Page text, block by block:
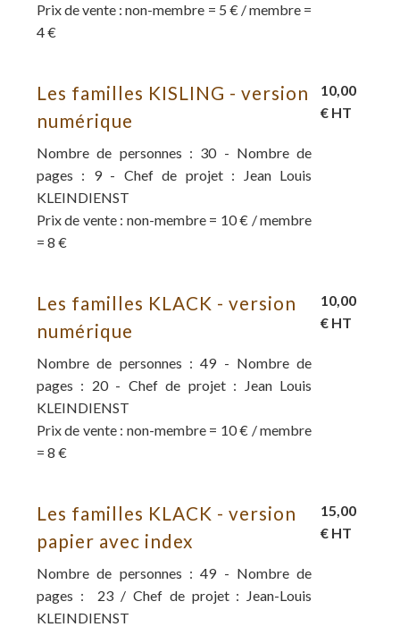
Prix de vente : non-membre = 5 € / membre =
4 €
Les familles KISLING - version
numérique
Nombre de personnes : 30 - Nombre de
pages : 9 - Chef de projet : Jean Louis
KLEINDIENST
Prix de vente : non-membre = 10 € / membre
= 8 €
10,00
€ HT
Les familles KLACK - version
numérique
Nombre de personnes : 49 - Nombre de
pages : 20 - Chef de projet : Jean Louis
KLEINDIENST
Prix de vente : non-membre = 10 € / membre
= 8 €
10,00
€ HT
Les familles KLACK - version
papier avec index
Nombre de personnes : 49 - Nombre de
pages : 23 / Chef de projet : Jean-Louis
KLEINDIENST
15,00
€ HT